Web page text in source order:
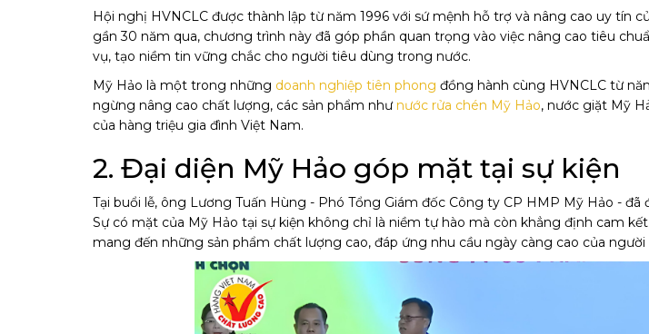
Hội nghị HVNCLC được thành lập từ năm 1996 với sứ mệnh hỗ trợ và nâng cao uy tín
gần 30 năm qua, chương trình này đã góp phần quan trọng vào việc nâng cao tiêu
vụ, tạo niềm tin vững chắc cho người tiêu dùng trong nước.
Mỹ Hảo là một trong những doanh nghiệp tiên phong đồng hành cùng HVNCLC từ
ngừng nâng cao chất lượng, các sản phẩm như nước rửa chén Mỹ Hảo, nước giặt Mỹ
của hàng triệu gia đình Việt Nam.
2. Đại diện Mỹ Hảo góp mặt tại sự kiện
Tại buổi lễ, ông Lương Tuấn Hùng - Phó Tổng Giám đốc Công ty CP HMP Mỹ Hảo - đã
Sự có mặt của Mỹ Hảo tại sự kiện không chỉ là niềm tự hào mà còn khẳng định cam
mang đến những sản phẩm chất lượng cao, đáp ứng nhu cầu ngày càng cao của